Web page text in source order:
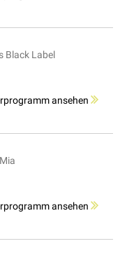
Black Label
ansehen
ansehen